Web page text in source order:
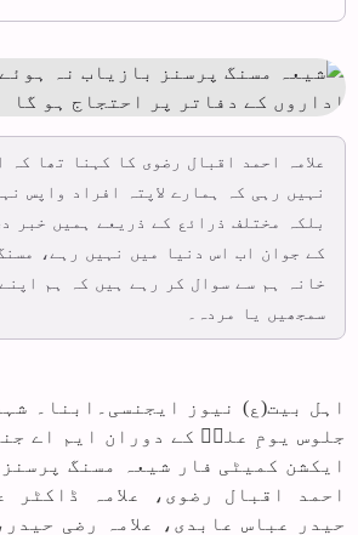
علامہ احمد اقبال رضوی کا کہنا تھا کہ
نہیں رہی کہ ہمارے لاپتہ افراد واپس
بلکہ مختلف ذرائع کے ذریعے ہمیں خبر
کے جوان اب اس دنیا میں نہیں رہے،
خانہ ہم سے سوال کر رہے ہیں کہ ہم
سمجھیں یا مردہ۔
اہل بیت(ع) نیوز ایجنسی۔ابنا۔
جلوس یومِ علیؑ کے دوران ایم اے
ایکشن کمیٹی فار شیعہ مسنگ پرسنز
احمد اقبال رضوی، علامہ ڈاکٹر
حیدر عباس عابدی، علامہ رضی